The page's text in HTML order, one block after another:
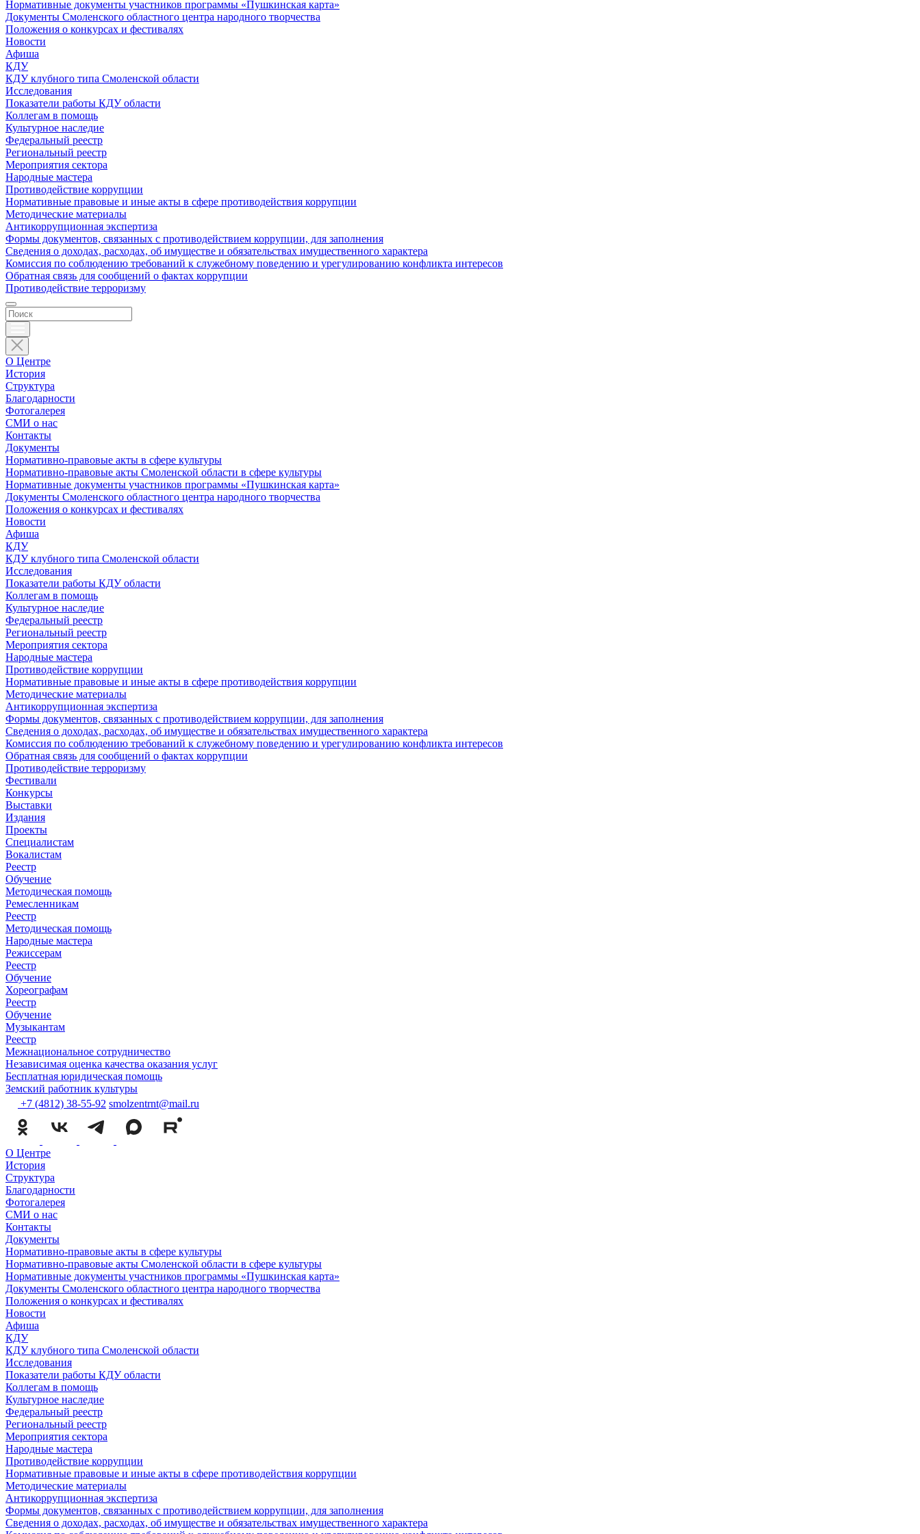
Нормативные документы участников программы «Пушкинская карта»
Документы Смоленского областного центра народного творчества
Положения о конкурсах и фестивалях
Новости
Афиша
КДУ
КДУ клубного типа Смоленской области
Исследования
Показатели работы КДУ области
Коллегам в помощь
Культурное наследие
Федеральный реестр
Региональный реестр
Мероприятия сектора
Народные мастера
Противодействие коррупции
Нормативные правовые и иные акты в сфере противодействия коррупции
Методические материалы
Антикоррупционная экспертиза
Формы документов, связанных с противодействием коррупции, для заполнения
Сведения о доходах, расходах, об имуществе и обязательствах имущественного характера
Комиссия по соблюдению требований к служебному поведению и урегулированию конфликта интересов
Обратная связь для сообщений о фактах коррупции
Противодействие терроризму
О Центре
История
Структура
Благодарности
Фотогалерея
СМИ о нас
Контакты
Документы
Нормативно-правовые акты в сфере культуры
Нормативно-правовые акты Смоленской области в сфере культуры
Нормативные документы участников программы «Пушкинская карта»
Документы Смоленского областного центра народного творчества
Положения о конкурсах и фестивалях
Новости
Афиша
КДУ
КДУ клубного типа Смоленской области
Исследования
Показатели работы КДУ области
Коллегам в помощь
Культурное наследие
Федеральный реестр
Региональный реестр
Мероприятия сектора
Народные мастера
Противодействие коррупции
Нормативные правовые и иные акты в сфере противодействия коррупции
Методические материалы
Антикоррупционная экспертиза
Формы документов, связанных с противодействием коррупции, для заполнения
Сведения о доходах, расходах, об имуществе и обязательствах имущественного характера
Комиссия по соблюдению требований к служебному поведению и урегулированию конфликта интересов
Обратная связь для сообщений о фактах коррупции
Противодействие терроризму
Фестивали
Конкурсы
Выставки
Издания
Проекты
Специалистам
Вокалистам
Реестр
Обучение
Методическая помощь
Ремесленникам
Реестр
Методическая помощь
Народные мастера
Режиссерам
Реестр
Обучение
Хореографам
Реестр
Обучение
Музыкантам
Реестр
Межнациональное сотрудничество
Независимая оценка качества оказания услуг
Бесплатная юридическая помощь
Земский работник культуры
+7 (4812) 38-55-92 smolzentrnt@mail.ru
О Центре
История
Структура
Благодарности
Фотогалерея
СМИ о нас
Контакты
Документы
Нормативно-правовые акты в сфере культуры
Нормативно-правовые акты Смоленской области в сфере культуры
Нормативные документы участников программы «Пушкинская карта»
Документы Смоленского областного центра народного творчества
Положения о конкурсах и фестивалях
Новости
Афиша
КДУ
КДУ клубного типа Смоленской области
Исследования
Показатели работы КДУ области
Коллегам в помощь
Культурное наследие
Федеральный реестр
Региональный реестр
Мероприятия сектора
Народные мастера
Противодействие коррупции
Нормативные правовые и иные акты в сфере противодействия коррупции
Методические материалы
Антикоррупционная экспертиза
Формы документов, связанных с противодействием коррупции, для заполнения
Сведения о доходах, расходах, об имуществе и обязательствах имущественного характера